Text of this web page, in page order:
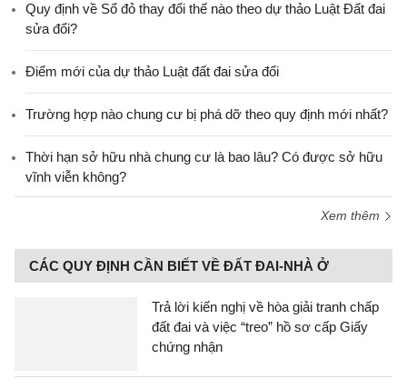
Quy định về Sổ đỏ thay đổi thế nào theo dự thảo Luật Đất đai
sửa đổi?
Điểm mới của dự thảo Luật đất đai sửa đổi
Trường hợp nào chung cư bị phá dỡ theo quy định mới nhất?
Thời hạn sở hữu nhà chung cư là bao lâu? Có được sở hữu
vĩnh viễn không?
Xem thêm
CÁC QUY ĐỊNH CẦN BIẾT VỀ ĐẤT ĐAI-NHÀ Ở
Trả lời kiến nghị về hòa giải tranh chấp
đất đai và việc “treo” hồ sơ cấp Giấy
chứng nhận